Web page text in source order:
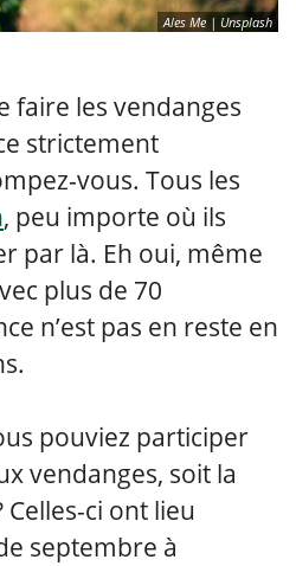
Ales Me | Unsplash
faire les vendanges
strictement
vous. Tous les
, peu importe où ils
par là. Eh oui, même
plus de 70
n’est pas en reste en
pouviez participer
vendanges, soit la
ci ont lieu
septembre à